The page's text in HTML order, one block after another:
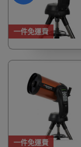
一件免運費
一件免運費